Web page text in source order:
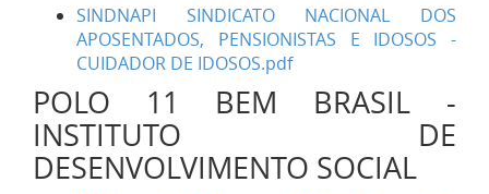
SINDNAPI SINDICATO NACIONAL DOS
APOSENTADOS, PENSIONISTAS E IDOSOS -
CUIDADOR DE IDOSOS.pdf
POLO 11 BEM BRASIL -
INSTITUTO DE
DESENVOLVIMENTO SOCIAL